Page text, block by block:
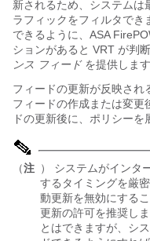
新されるため、システムは
ラフィックをフィルタでき
できるように、ASA
ションがあると VRT が判
ンス フィードを提供します
フィードの更新が反映され
フィードの作成または変更
ドの更新後に、ポリシーを
（注 ） システムがインタ
するタイミングを厳
動更新を無効にする
更新の許可を推奨し
とはできますが、シ